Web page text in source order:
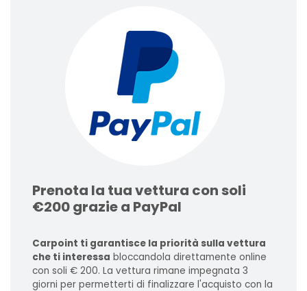
Prenota la tua vettura con soli
€200 grazie a PayPal
Carpoint ti garantisce la priorità sulla vettura
che ti interessa bloccandola direttamente online
con soli € 200. La vettura rimane impegnata 3
giorni per permetterti di finalizzare l'acquisto con la